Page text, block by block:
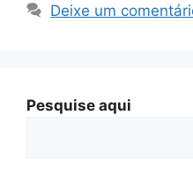
Deixe um
Pesquise aqui